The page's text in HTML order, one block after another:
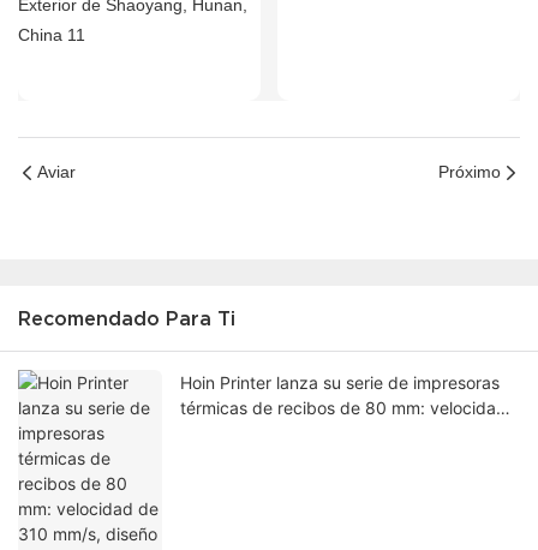
Aviar Próximo
Recomendado Para Ti
Hoin Printer lanza su serie de impresoras
térmicas de recibos de 80 mm: velocidad